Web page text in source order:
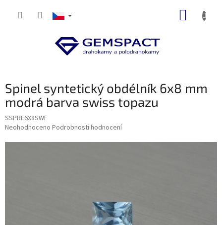
Spinel syntetický obdélník 6x8 mm
modrá barva swiss topazu
SSPRE6X8SWF
Průměrné
Neohodnoceno Podrobnosti hodnocení